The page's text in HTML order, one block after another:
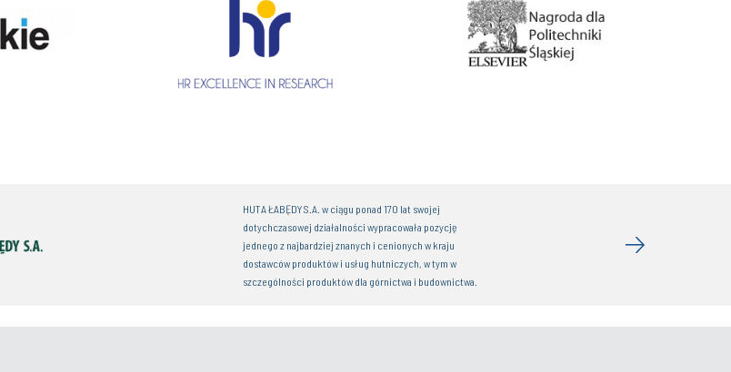
HUTA ŁABĘDY S.A. w ciągu ponad 170 lat swojej
dotychczasowej działalności wypracowała pozycję
jednego z najbardziej znanych i cenionych w kraju
dostawców produktów i usług hutniczych, w tym w
szczególności produktów dla górnictwa i budownictwa.